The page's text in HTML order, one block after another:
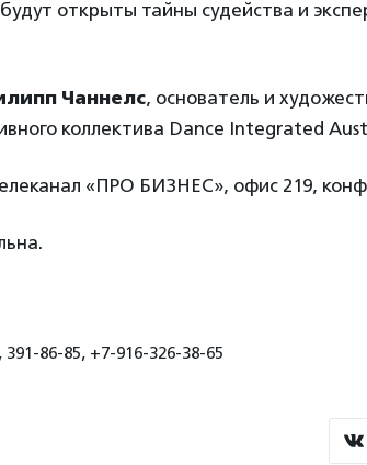
открыты тайны судейства и
Чаннелс, основатель и
коллектива Dance Integrated
«ПРО БИЗНЕС», офис 219,
86-85, +7-916-326-38-65